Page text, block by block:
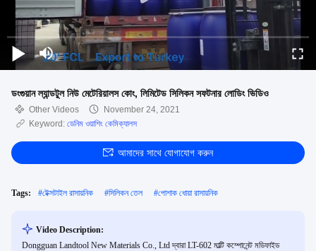
ডংগুয়ান ল্যান্ডটুল নিউ মেটেরিয়ালস কোং, লিমিটেড সিলিকন সফটনার লোডিং ভিডিও
Other Videos
November 24, 2021
Keyword: ডেনিম ওয়াশিং কেমিক্যালস
আমাদের সাথে যোগাযোগ করুন
Tags: #টেক্সটাইল রাসায়নিক #সিলিকন তেল #পোশাক ধোয়া রাসায়নিক
Video Description:
Dongguan Landtool New Materials Co., Ltd দ্বারা LT-602 মাল্টি কম্পোনেন্ট মডিফাইড